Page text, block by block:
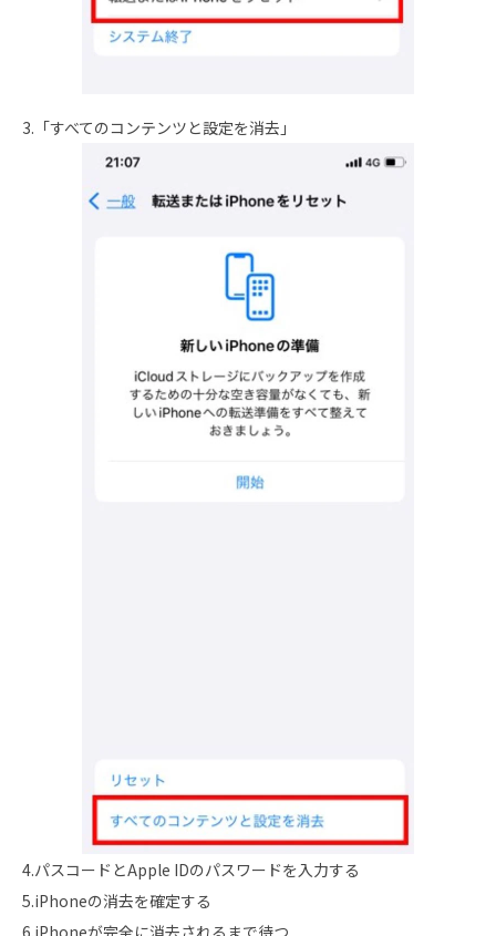
3.「すべてのコンテンツと設定を消去」
4.パスコードとApple IDのパスワードを入力する
5.iPhoneの消去を確定する
6.iPhoneが完全に消去されるまで待つ